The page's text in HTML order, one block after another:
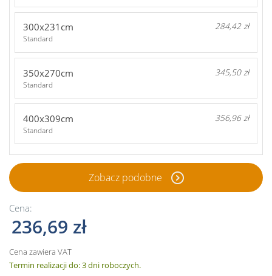
300x231cm 284,42 zł
Standard
350x270cm 345,50 zł
Standard
400x309cm 356,96 zł
Standard
Zobacz podobne
Cena:
236,69 zł
Cena zawiera VAT
Termin realizacji do: 3 dni roboczych.